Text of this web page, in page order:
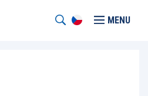
MENU